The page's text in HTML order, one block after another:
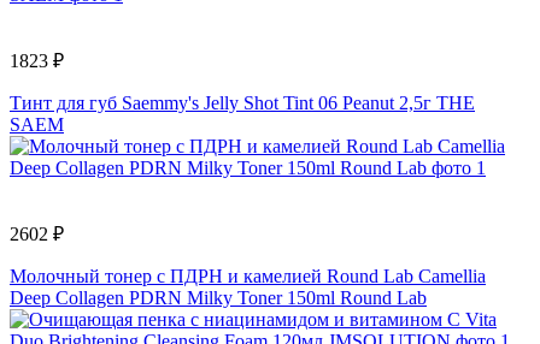
1823 ₽
Тинт для губ Saemmy's Jelly Shot Tint 06 Peanut 2,5г THE
SAEM
2602 ₽
Молочный тонер с ПДРН и камелией Round Lab Camellia
Deep Collagen PDRN Milky Toner 150ml Round Lab